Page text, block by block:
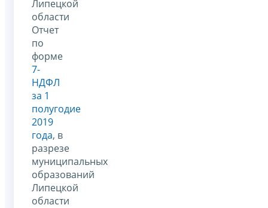
Липецкой
области
Отчет
по
форме
7-
НДФЛ
за 1
полугодие
2019
года, в
разрезе
муниципальных
образований
Липецкой
области